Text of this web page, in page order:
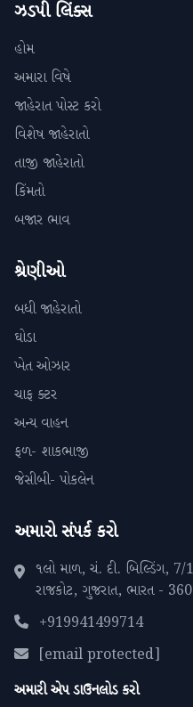
ઝડપી લિંક્સ
હોમ
અમારા વિષે
જાહેરાત પોસ્ટ કરો
વિશેષ જાહેરાતો
તાજી જાહેરાતો
કિંમતો
બજાર ભાવ
શ્રેણીઓ
બધી જાહેરાતો
ઘોડા
ખેત ઓઝાર
ચાફ ક્ટર
અન્ય વાહન
ફળ- શાકભાજી
જેસીબી- પોકલેન
અમારો સંપર્ક કરો
૧લો માળ, ચં. દી. બિલ્ડિંગ, 7/
રાજકોટ, ગુજરાત, ભારત -
+919941499714
[email protected]
અમારી એપ ડાઉનલોડ કરો